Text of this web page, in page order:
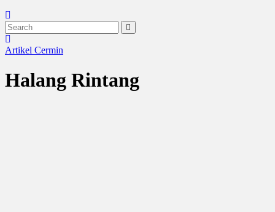
Artikel Cermin
Halang Rintang